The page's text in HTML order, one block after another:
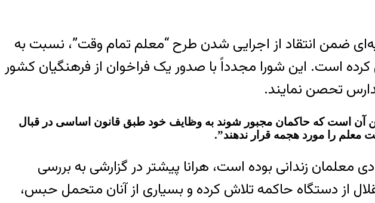
ضمن انتقاد از اجرایی شدن طرح “معلم تمام وقت”، نسبت به
است. این شورا مجدداً با صدور یک فراخوان از فرهنگیان کشور
آن است که حاکمان مجبور شوند به وظایف خود طبق قانون اساسی در قبال
معلم را مورد هجمه قرار ندهند”.
معلمان زندانی بوده است، هرانا پیشتر در گزارشی به بررسی
از دستگاه حاکمه تلاش کرده و بسیاری از آنان متحمل حبس،